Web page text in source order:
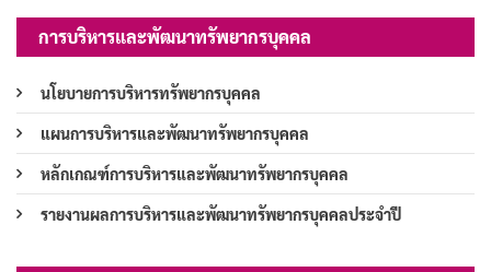
การบริหารและพัฒนาทรัพยากรบุคคล
นโยบายการบริหารทรัพยากรบุคคล
แผนการบริหารและพัฒนาทรัพยากรบุคคล
หลักเกณฑ์การบริหารและพัฒนาทรัพยากรบุคคล
รายงานผลการบริหารและพัฒนาทรัพยากรบุคคลประจำปี